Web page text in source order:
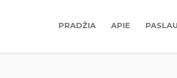
PRADŽIA APIE